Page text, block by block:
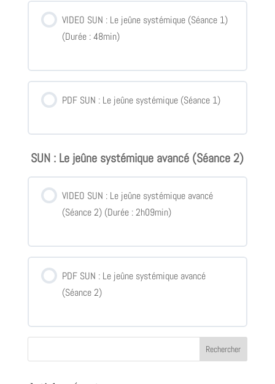
VIDEO SUN : Le jeûne systémique (Séance 1)
(Durée : 48min)
PDF SUN : Le jeûne systémique (Séance 1)
SUN : Le jeûne systémique avancé (Séance 2)
VIDEO SUN : Le jeûne systémique avancé
(Séance 2) (Durée : 2h09min)
PDF SUN : Le jeûne systémique avancé
(Séance 2)